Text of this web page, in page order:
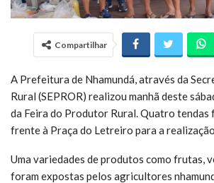
Compartilhar
A Prefeitura de Nhamundá, através da
Rural (SEPROR) realizou manhã deste
da Feira do Produtor Rural. Quatro tendas
frente à Praça do Letreiro para a
Uma variedades de produtos como frutas,
foram expostas pelos agricultores